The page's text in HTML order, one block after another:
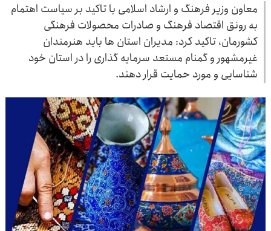
معاون وزیر فرهنگ و ارشاد اسلامی با تاکید بر سیاست اهتمام
به رونق اقتصاد فرهنگ و صادرات محصولات فرهنگی
کشورمان، تاکید کرد: مدیران استان ها باید هنرمندان
غیرمشهور و گمنام مستعد سرمایه گذاری را در استان خود
شناسایی و مورد حمایت قرار دهند.